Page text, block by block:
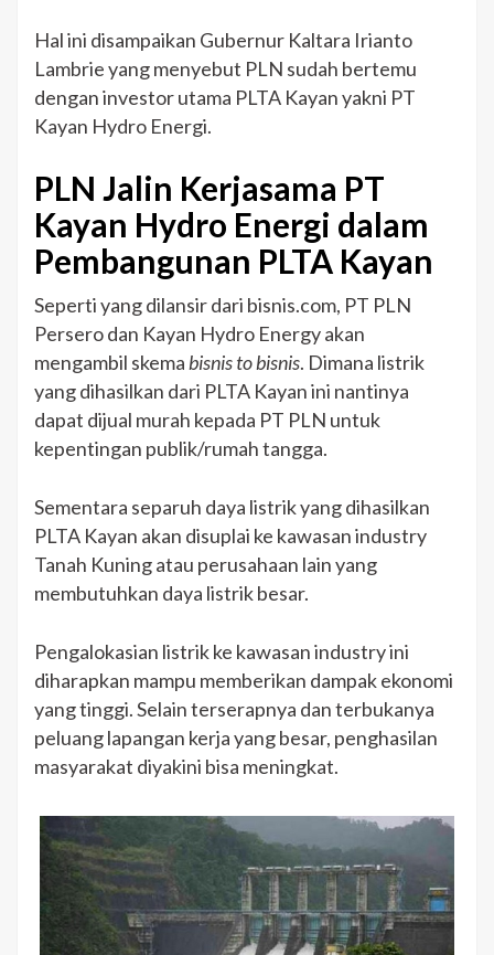
Air
Terbesar
se-
Hal ini disampaikan Gubernur Kaltara Irianto
Lambrie yang menyebut PLN sudah bertemu
dengan investor utama PLTA Kayan yakni PT
Kayan Hydro Energi.
PLN Jalin Kerjasama PT
Kayan Hydro Energi dalam
Pembangunan PLTA Kayan
Seperti yang dilansir dari bisnis.com, PT PLN
Persero dan Kayan Hydro Energy akan
mengambil skema bisnis to bisnis. Dimana listrik
yang dihasilkan dari PLTA Kayan ini nantinya
dapat dijual murah kepada PT PLN untuk
kepentingan publik/rumah tangga.
Sementara separuh daya listrik yang dihasilkan
PLTA Kayan akan disuplai ke kawasan industry
Tanah Kuning atau perusahaan lain yang
membutuhkan daya listrik besar.
Pengalokasian listrik ke kawasan industry ini
diharapkan mampu memberikan dampak ekonomi
yang tinggi. Selain terserapnya dan terbukanya
peluang lapangan kerja yang besar, penghasilan
masyarakat diyakini bisa meningkat.